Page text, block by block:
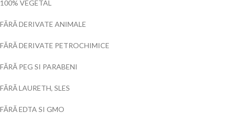
100% VEGETAL
FĂRĂ DERIVATE ANIMALE
FĂRĂ DERIVATE PETROCHIMICE
FĂRĂ PEG SI PARABENI
FĂRĂ LAURETH, SLES
FĂRĂ EDTA SI GMO